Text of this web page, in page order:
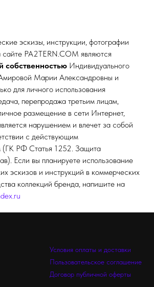
эскизы, инструкции, фотографии
сайте PA2TERN.COM являются
собственностью Индивидуального
Марии Александровны и
для личного использования
перепродажа третьим лицам,
размещение в сети Интернет,
нарушением и влечет за собой
с действующим
(ГК РФ Статья 1252. Защита
Если вы планируете использование
эскизов и инструкций в коммерческих
коллекций бренда, напишите на
Условия оплаты и доставки
Пользовательское соглашение
Договор публичной оферты